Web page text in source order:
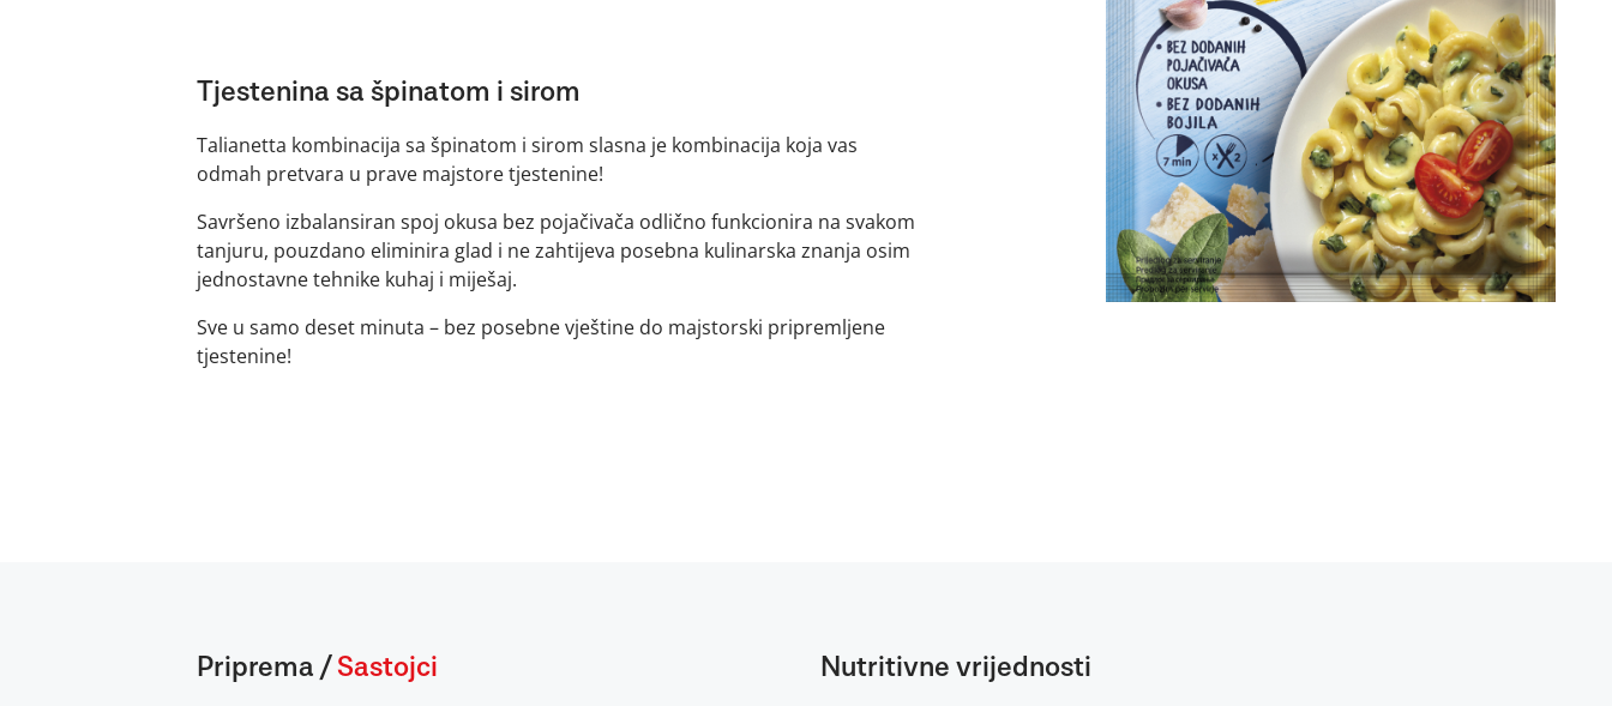
Tjestenina sa špinatom i sirom
Talianetta kombinacija sa špinatom i sirom slasna je kombinacija koja vas
odmah pretvara u prave majstore tjestenine!
Savršeno izbalansiran spoj okusa bez pojačivača odlično funkcionira na svakom
tanjuru, pouzdano eliminira glad i ne zahtijeva posebna kulinarska znanja osim
jednostavne tehnike kuhaj i miješaj.
Sve u samo deset minuta – bez posebne vještine do majstorski pripremljene
tjestenine!
Priprema / Sastojci Nutritivne vrijednosti